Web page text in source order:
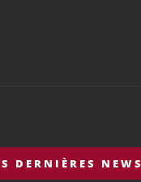
DERNIÈRES NEWS